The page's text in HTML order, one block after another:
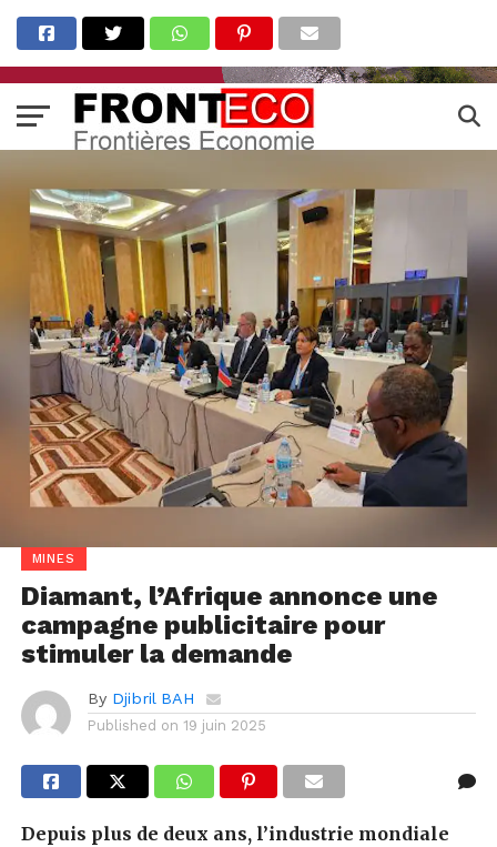
MINES
Diamant, l’Afrique annonce une
campagne publicitaire pour
stimuler la demande
By Djibril BAH
Published on 19 juin 2025
Depuis plus de deux ans, l’industrie mondiale